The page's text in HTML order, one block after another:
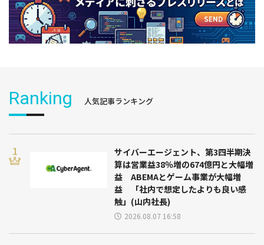
Ranking 人気記事ランキング
サイバーエージェント、第3四半期決
算は営業益38％増の674億円と大幅増
益 ABEMAとゲーム事業が大幅増
益 「社内で想定したよりも良い感
触」(山内社長)
2026.08.07 16:58